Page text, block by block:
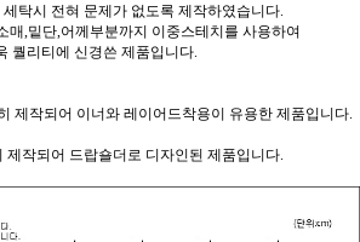
탁시 전혀 문제가 없도록 제작하였습니다.
매,밑단,어께부분까지 이중스테치를 사용하여
퀄리티에 신경쓴 제품입니다.
제작되어 이너와 레이어드착용이 유용한 제품입니다.
작되어 드랍숄더로 디자인된 제품입니다.